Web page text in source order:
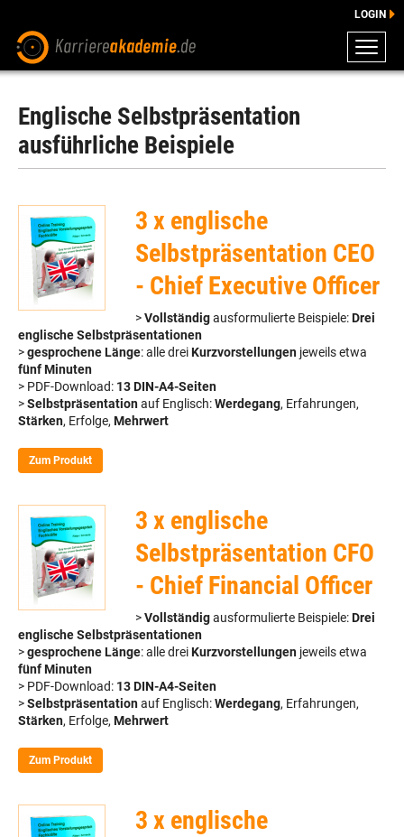
DOWNLOADS
ENGLISCHE DOWNLOADS
BERATUNG
LOGIN
Englische Selbstpräsentation
ausführliche Beispiele
3 x englische
Selbstpräsentation CEO
- Chief Executive Officer
>Vollständigausformulierte Beispiele:Drei
englische Selbstpräsentationen
>gesprochene Länge: alle dreiKurzvorstellungen jeweils etwa
fünf Minuten
> PDF-Download: 13 DIN-A4-Seiten
>Selbstpräsentationauf Englisch:Werdegang, Erfahrungen,
Stärken, Erfolge, Mehrwert
Zum Produkt
3 x englische
Selbstpräsentation CFO
- Chief Financial Officer
>Vollständigausformulierte Beispiele:Drei
englische Selbstpräsentationen
>gesprochene Länge: alle dreiKurzvorstellungen jeweils etwa
fünf Minuten
> PDF-Download: 13 DIN-A4-Seiten
>Selbstpräsentationauf Englisch:Werdegang, Erfahrungen,
Stärken, Erfolge, Mehrwert
Zum Produkt
3 x englische